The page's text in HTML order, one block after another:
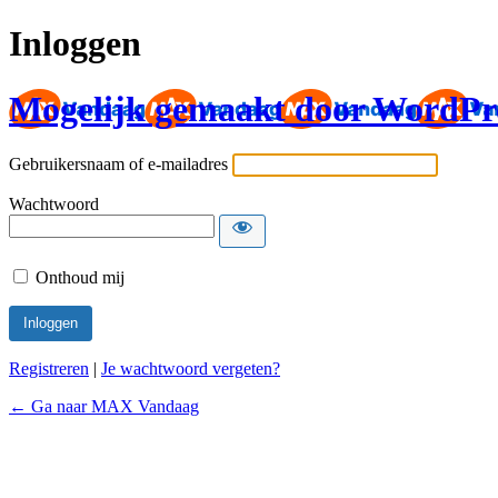
Inloggen
Mogelijk gemaakt door
Gebruikersnaam of e-mailadres
Wachtwoord
Onthoud mij
Registreren | Je wachtwoord vergeten?
← Ga naar MAX Vandaag